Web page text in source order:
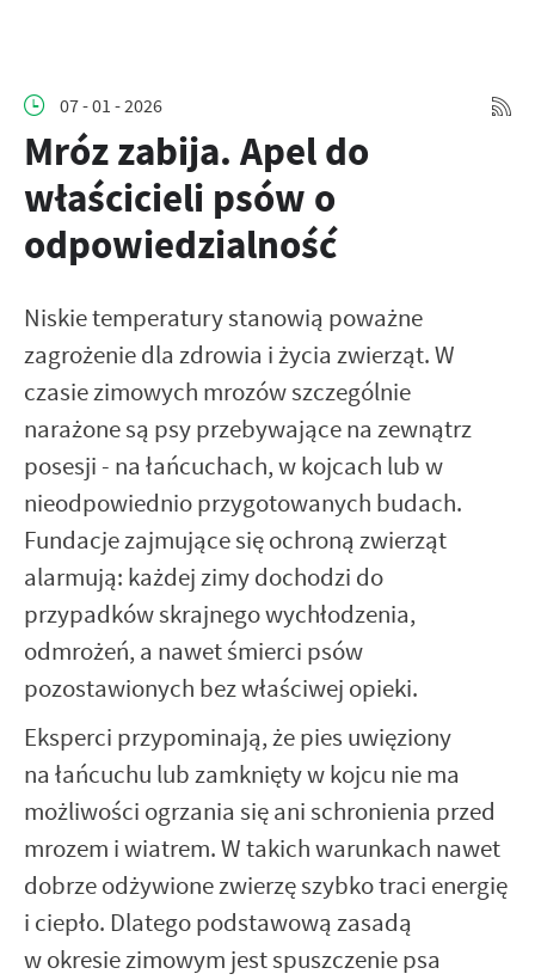
07 - 01 - 2026
Mróz zabija. Apel do
właścicieli psów o
odpowiedzialność
Niskie temperatury stanowią poważne
zagrożenie dla zdrowia i życia zwierząt. W
czasie zimowych mrozów szczególnie
narażone są psy przebywające na zewnątrz
posesji - na łańcuchach, w kojcach lub w
nieodpowiednio przygotowanych budach.
Fundacje zajmujące się ochroną zwierząt
alarmują: każdej zimy dochodzi do
przypadków skrajnego wychłodzenia,
odmrożeń, a nawet śmierci psów
pozostawionych bez właściwej opieki.
Eksperci przypominają, że pies uwięziony
na łańcuchu lub zamknięty w kojcu nie ma
możliwości ogrzania się ani schronienia przed
mrozem i wiatrem. W takich warunkach nawet
dobrze odżywione zwierzę szybko traci energię
i ciepło. Dlatego podstawową zasadą
w okresie zimowym jest spuszczenie psa